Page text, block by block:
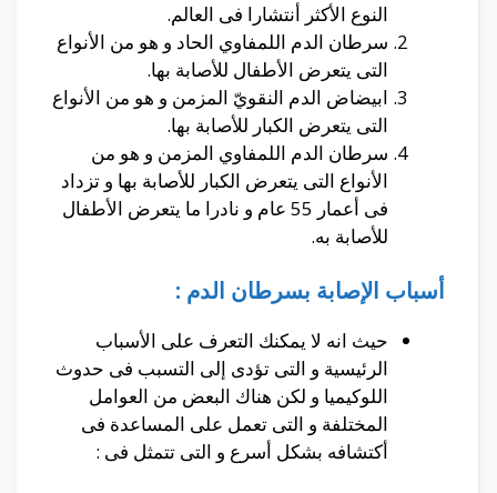
النوع الأكثر أنتشارا فى العالم.
سرطان الدم اللمفاوي الحاد و هو من الأنواع
التى يتعرض الأطفال للأصابة بها.
ابيضاض الدم النقويّ المزمن و هو من الأنواع
التى يتعرض الكبار للأصابة بها.
سرطان الدم اللمفاوي المزمن و هو من
الأنواع التى يتعرض الكبار للأصابة بها و تزداد
فى أعمار 55 عام و نادرا ما يتعرض الأطفال
للأصابة به.
أسباب الإصابة بسرطان الدم :
حيث انه لا يمكنك التعرف على الأسباب
الرئيسية و التى تؤدى إلى التسبب فى حدوث
اللوكيميا و لكن هناك البعض من العوامل
المختلفة و التى تعمل على المساعدة فى
أكتشافه بشكل أسرع و التى تتمثل فى :